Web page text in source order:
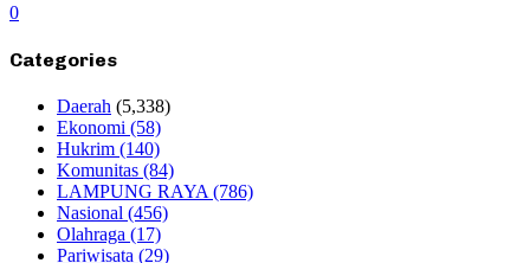
0
Categories
Daerah (5,338)
Ekonomi (58)
Hukrim (140)
Komunitas (84)
LAMPUNG RAYA (786)
Nasional (456)
Olahraga (17)
Pariwisata (29)